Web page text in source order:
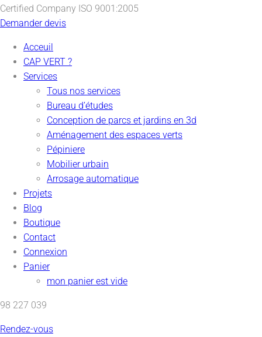
Certified Company ISO 9001:2005
Demander devis
Acceuil
CAP VERT ?
Services
Tous nos services
Bureau d’études
Conception de parcs et jardins en 3d
Aménagement des espaces verts
Pépiniere
Mobilier urbain
Arrosage automatique
Projets
Blog
Boutique
Contact
Connexion
Panier
mon panier est vide
98 227 039
Rendez-vous